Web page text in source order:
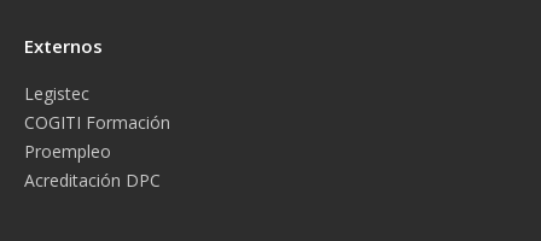
Externos
Legistec
COGITI Formación
Proempleo
Acreditación DPC